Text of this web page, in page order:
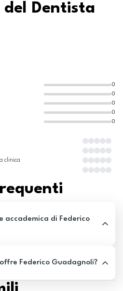
Dentista
0
0
0
0
0
clinica
accademica di Federico
Federico Guadagnoli?